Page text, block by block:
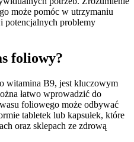
może pomóc w utrzymaniu
potencjalnych problemy
foliowy?
witamina B9, jest kluczowym
łatwo wprowadzić do
foliowego może odbywać
tabletek lub kapsułek, które
oraz sklepach ze zdrową